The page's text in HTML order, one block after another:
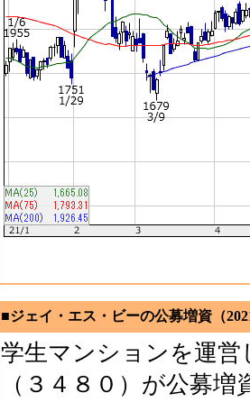
■ジェイ・エス・ビーの公募増資（
学生マンションを運
（３４８０）が公募